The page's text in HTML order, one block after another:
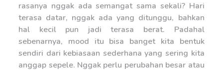
rasanya nggak ada semangat sama sekali? Hari
terasa datar, nggak ada yang ditunggu, bahkan
hal kecil pun jadi terasa berat. Padahal
sebenarnya, mood itu bisa banget kita bentuk
sendiri dari kebiasaan sederhana yang sering kita
anggap sepele. Nggak perlu perubahan besar atau